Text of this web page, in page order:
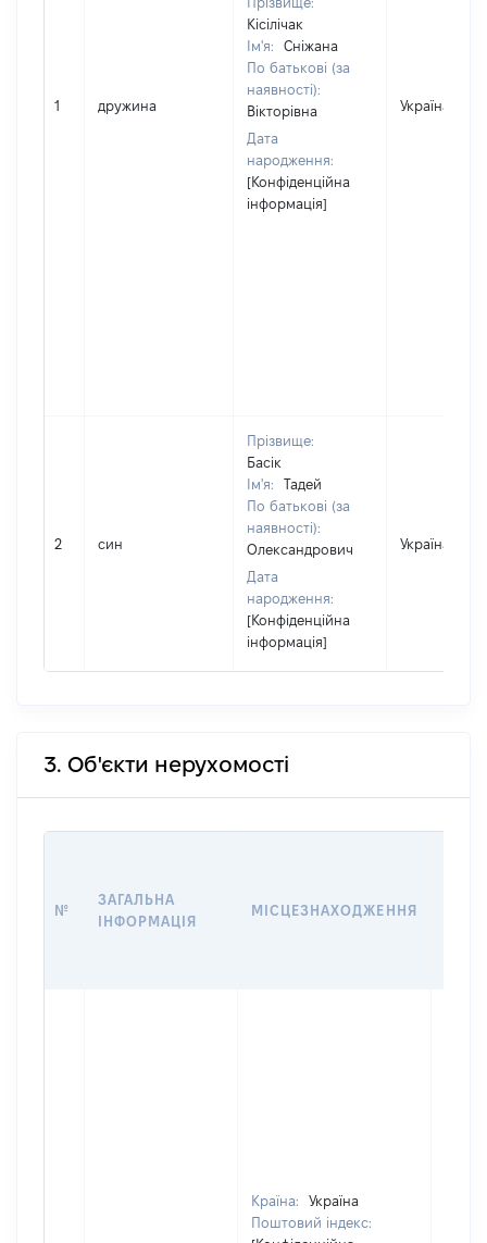
1 дружина
Кісілічак
Ім'я:
Сніжана
По батькові (за
наявності):
Вікторівна
Дата
народження:
[Конфіденційна
інформація]
Україна
2 син
Прізвище:
Басік
Ім'я:
Тадей
По батькові (за
наявності):
Олександрович
Дата
народження:
[Конфіденційна
інформація]
Україна
3. Об'єкти нерухомості
№
ЗАГАЛЬНА
ІНФОРМАЦІЯ
МІСЦЕЗНАХОДЖЕННЯ
Країна:
Україна
Поштовий індекс: